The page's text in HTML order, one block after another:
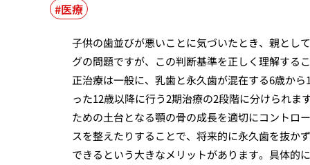
医療
子供の歯並びが悪いことに気づいたとき、親とし
グの問題ですが、この判断基準を正しく理解する
正治療は一般に、乳歯と永久歯が混在する6歳か
った12歳以降に行う2期治療の2段階に分けられ
ための土台となる顎の骨の成長を適切にコントロ
スを整えたりすることで、将来的に永久歯を抜か
できるという大きなメリットがあります。具体的